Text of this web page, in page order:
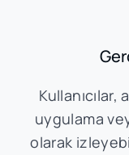
Kullanıcılar,
uygulama
olarak